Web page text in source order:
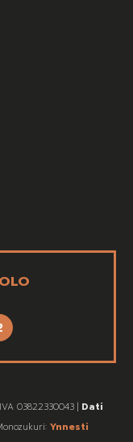
03822330043 | Dati
Ynnesti